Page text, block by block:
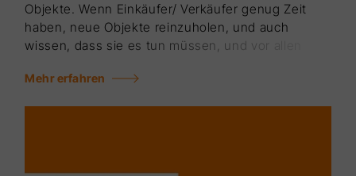
Objekte. Wenn Einkäufer/ Verkäufer genug Zeit
haben, neue Objekte reinzuholen, und auch
wissen, dass sie es tun müssen, und vor allen
ich im Alltag fest­stelle ist häufig das gleiche. Der
Mehr erfahren